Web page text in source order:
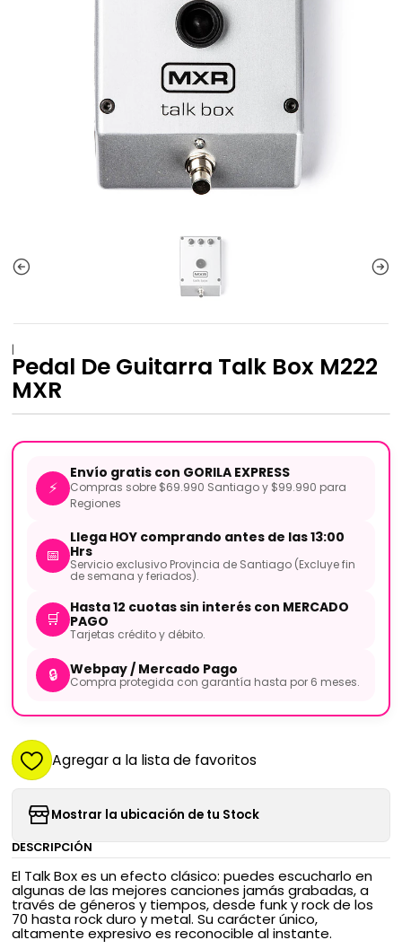
|
Pedal De Guitarra Talk Box M222
MXR
⚡
Envío gratis con GORILA EXPRESS
Compras sobre $69.990 Santiago y $99.990 para
Regiones
📅
Llega HOY comprando antes de las 13:00
Hrs
Servicio exclusivo Provincia de Santiago (Excluye fin
de semana y feriados).
🛒
Hasta 12 cuotas sin interés con MERCADO
PAGO
Tarjetas crédito y débito.
🔒 Webpay / Mercado Pago
Compra protegida con garantía hasta por 6 meses.
Agregar a la lista de favoritos
Mostrar la ubicación de tu Stock
DESCRIPCIÓN
El Talk Box es un efecto clásico: puedes escucharlo en
algunas de las mejores canciones jamás grabadas, a
través de géneros y tiempos, desde funk y rock de los
70 hasta rock duro y metal. Su carácter único,
altamente expresivo es reconocible al instante.